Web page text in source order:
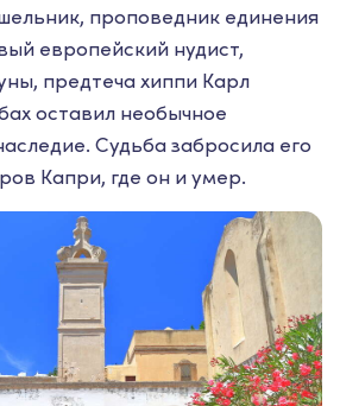
проповедник единения
европейский нудист,
предтеча хиппи Карл
оставил необычное
Судьба забросила его
Капри, где он и умер.